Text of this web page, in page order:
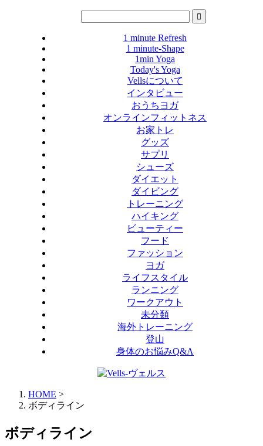
1 minute Refresh
1 minute-Shape
1min Yoga
Today's Yoga
Vellsについて
インタビュー
おうちヨガ
オンラインフィットネス
お家トレ
グッズ
サプリ
シューズ
ダイエット
ダイビング
トレーニング
ハイキング
ビューティー
フード
ファッション
ヨガ
ライフスタイル
ランニング
ワークアウト
未分類
海外トレーニング
登山
身体のお悩みQ&A
HOME >
ボディライン
ボディライン